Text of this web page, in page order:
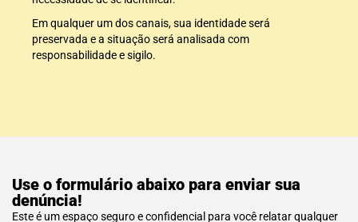
Em qualquer um dos canais, sua identidade será
preservada e a situação será analisada com
responsabilidade e sigilo.
Use o formulário abaixo para enviar sua
denúncia!
Este é um espaço seguro e confidencial para você relatar qualquer